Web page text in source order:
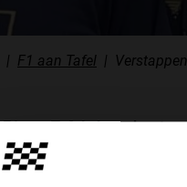
F1 aan Tafel
aan Tafel, de podcast
terug op de zinderende
verreden op het circuit
AAN TAFEL